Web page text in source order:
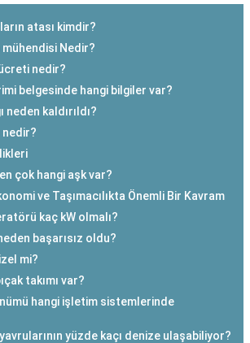
atası kimdir?
Nedir?
nedir?
belgesinde hangi bilgiler var?
neden kaldırıldı?
nedir?
çok hangi aşk var?
ve Taşımacılıkta Önemli Bir Kavram
kaç kW olmalı?
başarısız oldu?
mi?
takımı var?
hangi işletim sistemlerinde
yüzde kaçı denize ulaşabiliyor?